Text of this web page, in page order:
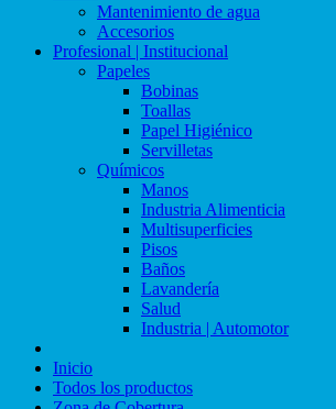
Mantenimiento de agua
Accesorios
Profesional | Institucional
Papeles
Bobinas
Toallas
Papel Higiénico
Servilletas
Químicos
Manos
Industria Alimenticia
Multisuperficies
Pisos
Baños
Lavandería
Salud
Industria | Automotor
Inicio
Todos los productos